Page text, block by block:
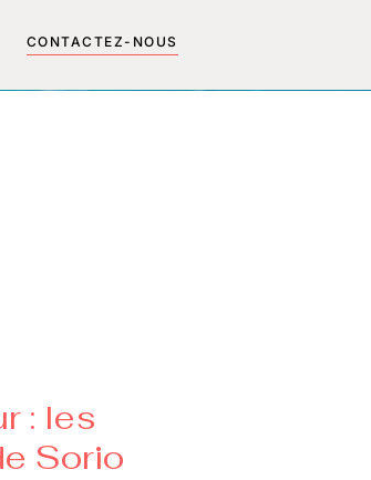
CONTACTEZ-NOUS
: les
Sorio